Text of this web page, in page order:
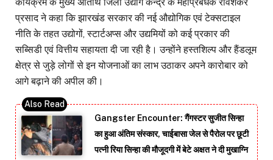
प्रसाद ने कहा कि झारखंड सरकार की नई औद्योगिक एवं टेक्सटाइल
नीति के तहत उद्योगों, स्टार्टअप्स और उद्यमियों को कई प्रकार की
सब्सिडी एवं वित्तीय सहायता दी जा रही है। उन्होंने हस्तशिल्प और हैंडलूम
क्षेत्र से जुड़े लोगों से इन योजनाओं का लाभ उठाकर अपने कारोबार को
आगे बढ़ाने की अपील की।
Gangster Encounter: गैंगस्टर सुजीत सिन्हा
का हुआ अंतिम संस्कार, चाईबासा जेल से पैरोल पर छूटी
पत्नी रिया सिन्हा की मौजूदगी में बेटे अक्षत ने दी मुखाग्नि